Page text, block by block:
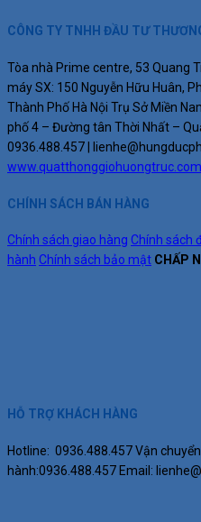
CÔNG TY TNHH ĐẦU TƯ
Tòa nhà Prime centre, 53 Quang
máy SX: 150 Nguyễn Hữu Huân,
Thành Phố Hà Nội Trụ Sở Miền
phố 4 – Đường tân Thời Nhất –
0936.488.457 |
www.quatthonggiohuongtruc.com
CHÍNH SÁCH BÁN HÀNG
Chính sách giao hàng Chính sách
hành Chính sách bảo mật CHẤP
HỖ TRỢ KHÁCH HÀNG
Hotline: 0936.488.457Vận
hành:0936.488.457Email: